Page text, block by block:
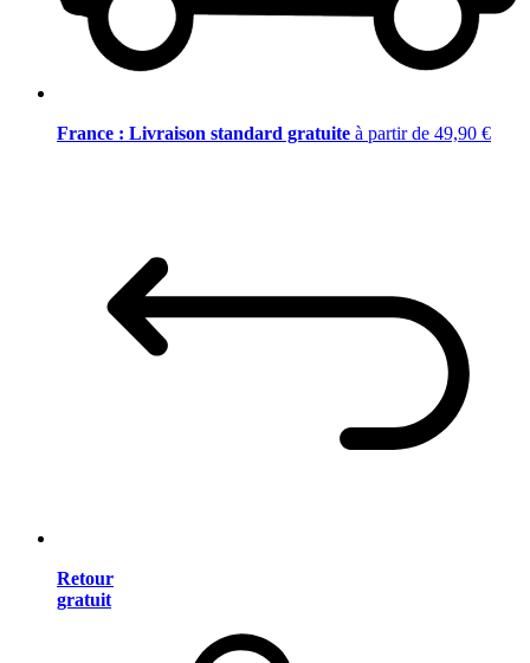
France : Livraison standard gratuite à partir de 49,90 €
Retour
gratuit